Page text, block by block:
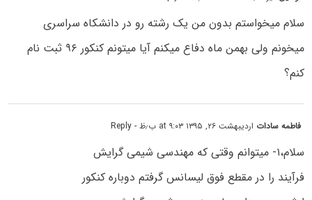
سلام میخواستم بدون من یک رشته رو در دانشکاه سراسری
میخونم ولی بهمن ماه دفاع میکنم آیا میتونم کنکور ۹۶ ثبت نام
کنم؟
فاطمه سادات اردیبهشت ۲۶, ۱۳۹۵ at ۹:۰۳ ب٫ظ - Reply
سلام،۱- میتوانم وقتی که مهندسی شیمی گرایش
فرآیند را در مقطع فوق لیسانس گرفتم دوباره کنکور